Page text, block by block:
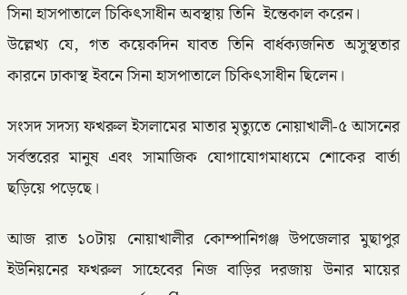
সিনা হাসপাতালে চিকিৎসাধীন অবস্থায় তিনি ইন্তেকাল করেন।
উল্লেখ্য যে, গত কয়েকদিন যাবত তিনি বার্ধক্যজনিত অসুস্থতার
কারনে ঢাকাস্থ ইবনে সিনা হাসপাতালে চিকিৎসাধীন ছিলেন।
সংসদ সদস্য ফখরুল ইসলামের মাতার মৃত্যুতে নোয়াখালী-৫ আসনের
সর্বস্তরের মানুষ এবং সামাজিক যোগাযোগমাধ্যমে শোকের বার্তা
ছড়িয়ে পড়েছে।
আজ রাত ১০টায় নোয়াখালীর কোম্পানিগঞ্জ উপজেলার মুছাপুর
ইউনিয়নের ফখরুল সাহেবের নিজ বাড়ির দরজায় উনার মায়ের